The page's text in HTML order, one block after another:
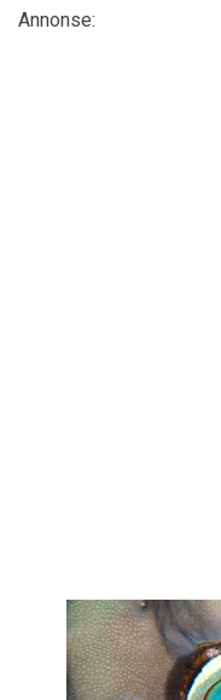
Annonse: